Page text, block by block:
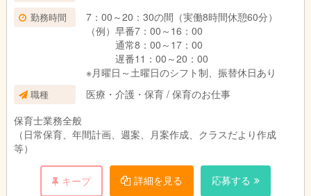
★年間賞与6か月分
★宿舎借り上げ82,000円
★奨学生応援手当5,000円/月
勤務時間
7：00～20：30の間（実働8時間休憩60分）
（例）早番7：00～16：00
通常8：00～17：00
遅番11：00～20：00
※月曜日～土曜日のシフト制、振替休日あり
職種
医療・介護・保育 / 保育のお仕事
保育士業務全般
（日常保育、年間計画、週案、月案作成、クラスだより作成
等）
キープ 詳細を見る 応募する